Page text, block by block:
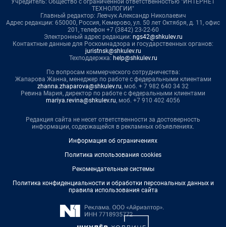
Учредитель: Общество с ограниченной ответственностью "ИНТЕРНЕТ
ТЕХНОЛОГИИ"
Главный редактор: Левчук Александр Николаевич
Адрес редакции: 650000, Россия, Кемерово, ул. 50 лет Октября, д. 11, офис
201, телефон +7 (3842) 23-22-60
Электронный адрес редакции: ngs42@shkulev.ru
Контактные данные для Роскомнадзора и государственных органов:
juristnsk@shkulev.ru
Техподдержка: help@shkulev.ru
По вопросам коммерческого сотрудничества:
Жапарова Жанна, менеджер по работе с федеральными клиентами
zhanna.zhaparova@shkulev.ru, моб. + 7 982 640 34 32
Ревина Мария, директор по работе с федеральными клиентами
mariya.revina@shkulev.ru, моб. +7 910 402 4056
Редакция сайта не несет ответственности за достоверность
информации, содержащейся в рекламных объявлениях.
Информация об ограничениях
Политика использования cookies
Рекомендательные системы
Политика конфиденциальности и обработки персональных данных и
правила использования сайта